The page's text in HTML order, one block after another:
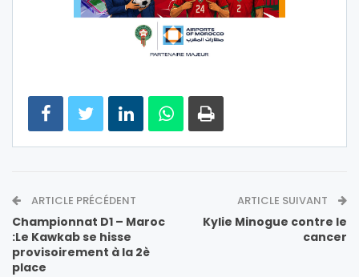
ARTICLE PRÉCÉDENT
Championnat D1 – Maroc
:Le Kawkab se hisse
provisoirement à la 2è
place
ARTICLE SUIVANT
Kylie Minogue contre le
cancer